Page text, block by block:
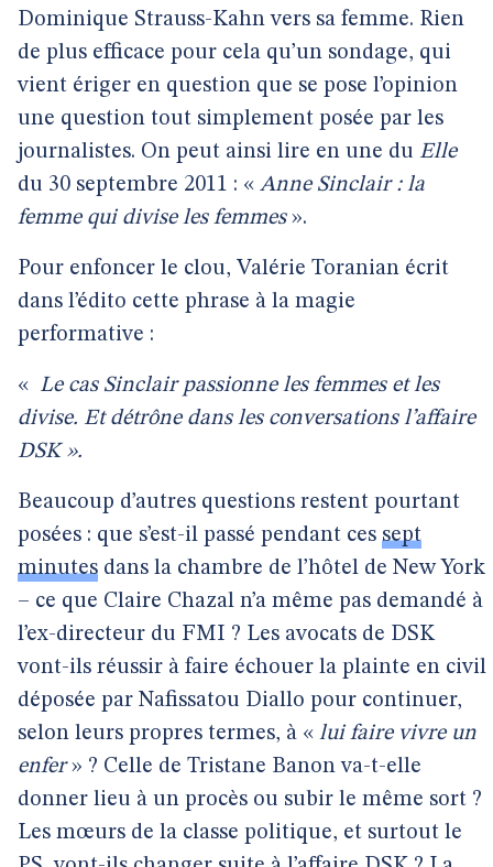
Dominique Strauss-Kahn vers sa femme. Rien
de plus efficace pour cela qu’un sondage, qui
vient ériger en question que se pose l’opinion
une question tout simplement posée par les
journalistes. On peut ainsi lire en une du Elle
du 30 septembre 2011 : « Anne Sinclair : la
femme qui divise les femmes».
Pour enfoncer le clou, Valérie Toranian écrit
dans l’édito cette phrase à la magie
performative :
« Le cas Sinclair passionne les femmes et les
divise. Et détrône dans les conversations l’affaire
DSK ».
Beaucoup d’autres questions restent pourtant
posées : que s’est-il passé pendant ces sept
minutes dans la chambre de l’hôtel de New York
– ce que Claire Chazal n’a même pas demandé à
l’ex-directeur du FMI ? Les avocats de DSK
vont-ils réussir à faire échouer la plainte en civil
déposée par Nafissatou Diallo pour continuer,
selon leurs propres termes, à « lui faire vivre un
enfer» ? Celle de Tristane Banon va-t-elle
donner lieu à un procès ou subir le même sort ?
Les mœurs de la classe politique, et surtout le